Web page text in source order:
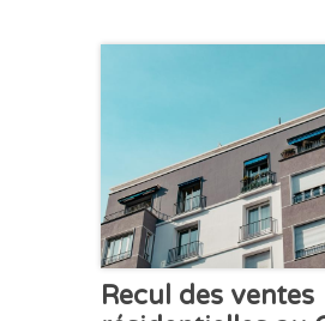
Recul des ventes